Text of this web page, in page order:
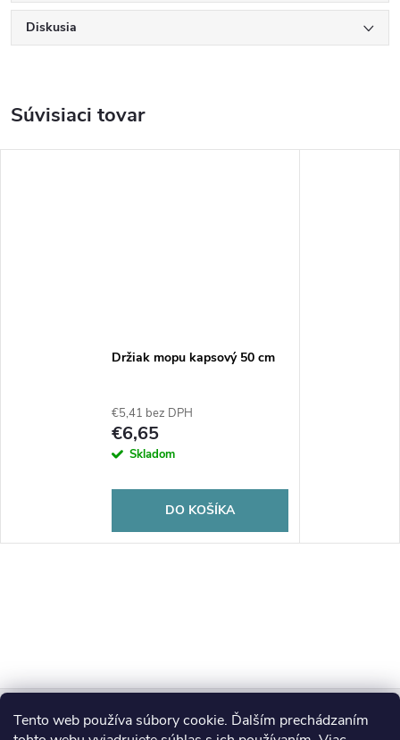
Tento web používa súbory cookie. Ďalším prechádzaním
Diskusia
Súvisiaci tovar
Držiak mopu kapsový 50 cm
€5,41 bez DPH
€6,65
Skladom
DO KOŠÍKA
ZBlog